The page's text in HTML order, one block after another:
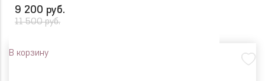
9 200 руб.
11 500 руб.
В корзину